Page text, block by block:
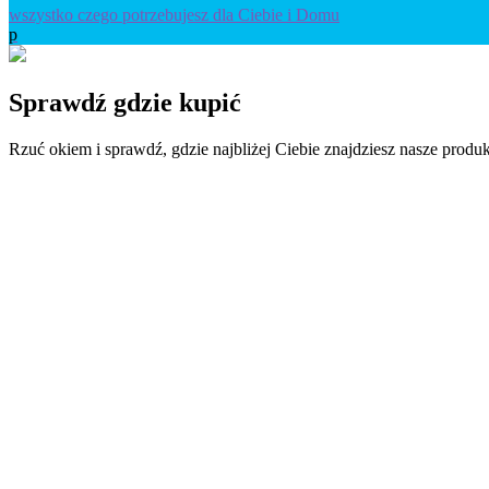
wszystko czego potrzebujesz dla Ciebie i Domu
p
Sprawdź gdzie kupić
Rzuć okiem i sprawdź, gdzie najbliżej Ciebie znajdziesz nasze